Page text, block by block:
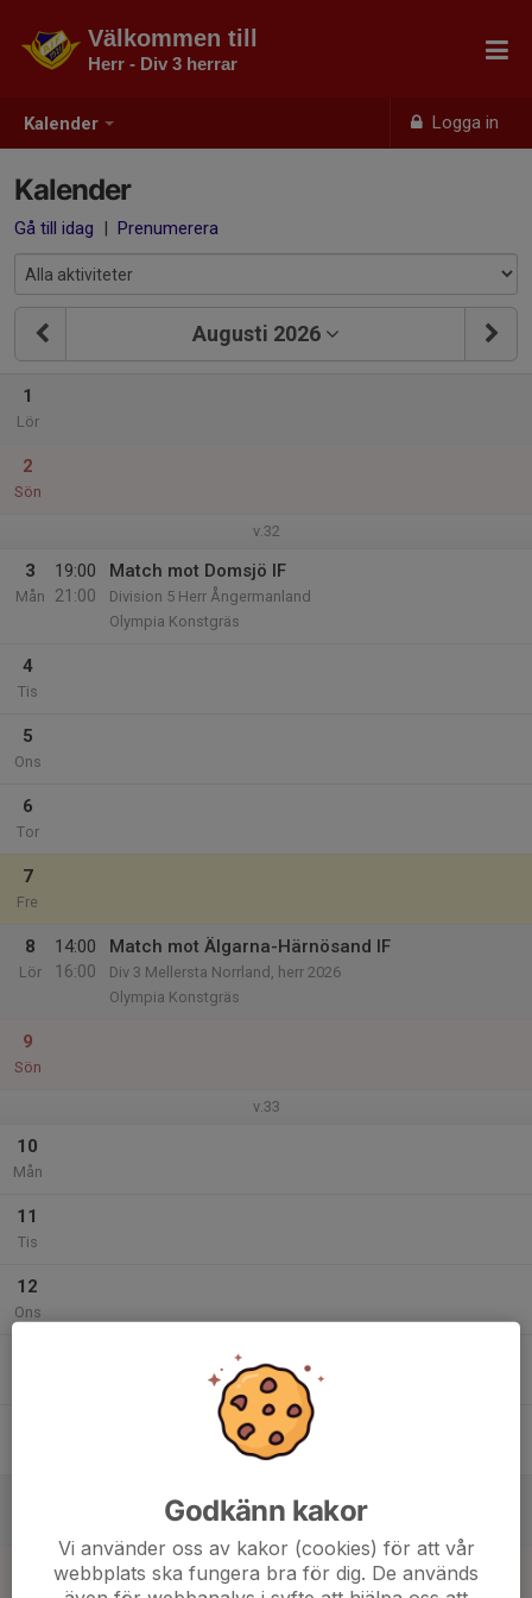
Kalender Logga in
Välkommen till
Herr - Div 3 herrar
Kalender
Gå till idag | Prenumerera
Augusti 2026
1
Lör
2
Sön
v.32
3
Mån
19:00
21:00
Match mot Domsjö IF
Division 5 Herr Ångermanland
Olympia Konstgräs
4
Tis
5
Ons
6
Tor
7
Fre
8
Lör
14:00
16:00
Match mot Älgarna-Härnösand IF
Div 3 Mellersta Norrland, herr 2026
Olympia Konstgräs
9
Sön
v.33
10
Mån
11
Tis
12
Ons
Godkänn kakor
Vi använder oss av kakor (cookies) för att vår
webbplats ska fungera bra för dig. De används